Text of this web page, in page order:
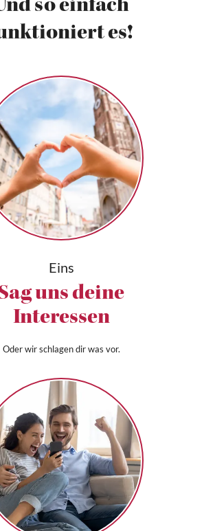
so einfach
es!
Eins
uns deine
Interessen
Oder wir schlagen dir was vor.